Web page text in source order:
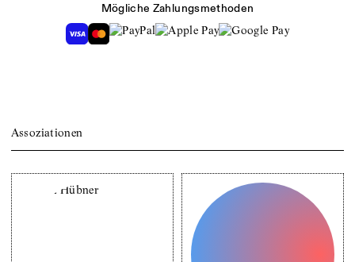
Mögliche Zahlungsmethoden
Assoziationen